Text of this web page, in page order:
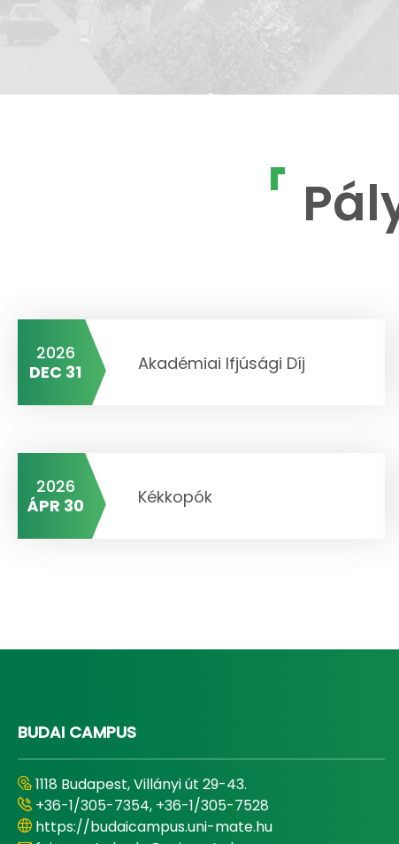
2026
DEC 31
Akadémiai Ifjúsági Díj
2026
ÁPR 30
Kékkopók
BUDAI CAMPUS
1118 Budapest, Villányi út 29-43.
+36-1/305-7354, +36-1/305-7528
https://budaicampus.uni-mate.hu